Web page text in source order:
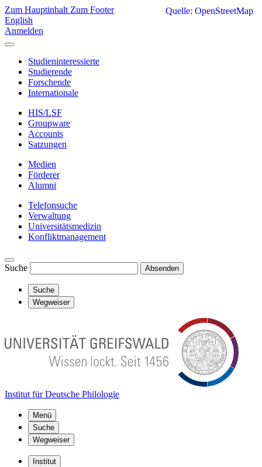
Zum Hauptinhalt Zum Footer
English
Anmelden
Studieninteressierte
Studierende
Forschende
Internationale
HIS/LSF
Groupware
Accounts
Satzungen
Medien
Förderer
Alumni
Telefonsuche
Verwaltung
Universitätsmedizin
Konfliktmanagement
Suche Absenden
Suche
Wegweiser
Institut für Deutsche Philologie
Menü
Suche
Wegweiser
Institut
Quelle: OpenStreetMap